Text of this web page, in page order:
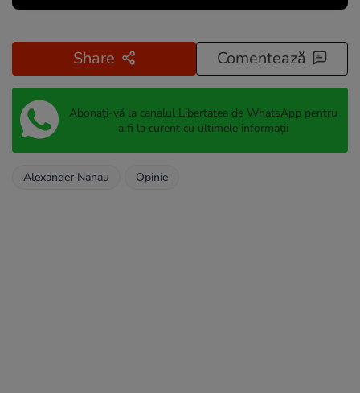
Share Comentează
Abonați-vă la canalul Libertatea de WhatsApp pentru
a fi la curent cu ultimele informații
Alexander Nanau Opinie